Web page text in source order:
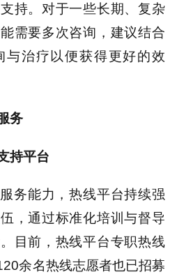
持。对于一些长期、复杂
需要多次咨询，建议结合
与治疗以便获得更好的效
务
持平台
务能力，热线平台持续强
，通过标准化培训与督导
目前，热线平台专职热线
余名热线志愿者也已招募